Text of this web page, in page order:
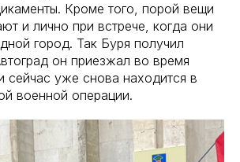
Кроме того, порой вещи
и лично при встрече, когда они
город. Так Буря получил
он приезжал во время
сейчас уже снова находится в
военной операции.